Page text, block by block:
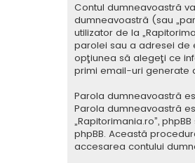
Contul dumneavoastră
dumneavoastră (sau
utilizator de la
parolei sau a adresei de
opţiunea să alegeţi ce
primi email-uri generate
Parola dumneavoastră
Parola dumneavoastră
„Rapitorimania.ro”,
phpBB. Această
accesarea contului